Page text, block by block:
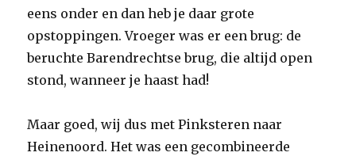
eens onder en dan heb je daar grote
opstoppingen. Vroeger was er een brug: de
beruchte Barendrechtse brug, die altijd open
stond, wanneer je haast had!
Maar goed, wij dus met Pinksteren naar
Heinenoord. Het was een gecombineerde